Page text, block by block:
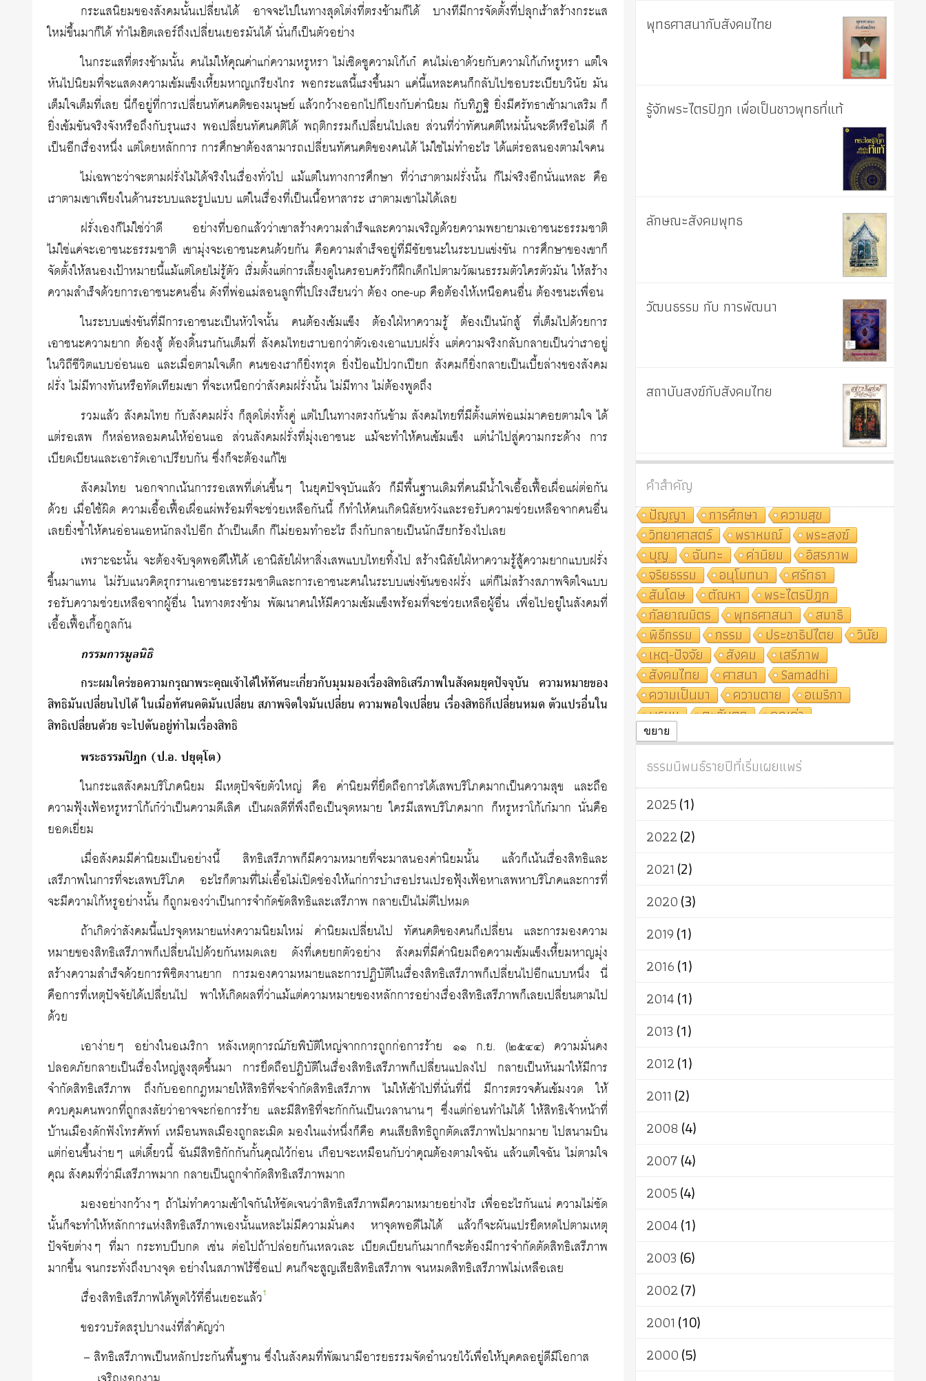
กระแสนิยมของสังคมนั้นเปลี่ยนได้ อาจจะไปในทางสุดโต่งที่ตรงข้ามก็ได้ บางทีมีการจัดตั้งที่ปลุกเร้าสร้างกระแส
ใหม่ขึ้นมาก็ได้ ทำไมฮิตเลอร์ถึงเปลี่ยนเยอรมันได้ นั่นก็เป็นตัวอย่าง
ในกระแสที่ตรงข้ามนั้น คนไม่ให้คุณค่าแก่ความหรูหรา ไม่เชิดชูความโก้เก๋ คนไม่เอาด้วยกับความโก้เก๋หรูหรา แต่ใจ
หันไปนิยมที่จะแสดงความเข้มแข็งเหี้ยมหาญเกรียงไกร พอกระแสนี้แรงขึ้นมา แค่นี้แหละคนก็กลับไปชอบระเบียบวินัย มัน
เต็มใจเต็มที่เลย นี่ก็อยู่ที่การเปลี่ยนทัศนคติของมนุษย์ แล้วกว้างออกไปก็โยงกับค่านิยม กับทิฏฐิ ยิ่งมีศรัทธาเข้ามาเสริม ก็
ยิ่งเข้มขันจริงจังหรือถึงกับรุนแรง พอเปลี่ยนทัศนคติได้ พฤติกรรมก็เปลี่ยนไปเลย ส่วนที่ว่าทัศนคติใหม่นั้นจะดีหรือไม่ดี ก็
เป็นอีกเรื่องหนึ่ง แต่โดยหลักการ การศึกษาต้องสามารถเปลี่ยนทัศนคติของคนได้ ไม่ใช่ไม่ทำอะไร ได้แต่รอสนองตามใจคน
ไม่เฉพาะว่าจะตามฝรั่งไม่ได้จริงในเรื่องทั่วไป แม้แต่ในทางการศึกษา ที่ว่าเราตามฝรั่งนั้น ก็ไม่จริงอีกนั่นแหละ คือ
เราตามเขาเพียงในด้านระบบและรูปแบบ แต่ในเรื่องที่เป็นเนื้อหาสาระ เราตามเขาไม่ได้เลย
ฝรั่งเองก็ไม่ใช่ว่าดี อย่างที่บอกแล้วว่าเขาสร้างความสำเร็จและความเจริญด้วยความพยายามเอาชนะธรรมชาติ
ไม่ใช่แค่จะเอาชนะธรรมชาติ เขามุ่งจะเอาชนะคนด้วยกัน คือความสำเร็จอยู่ที่มีชัยชนะในระบบแข่งขัน การศึกษาของเขาก็
จัดตั้งให้สนองเป้าหมายนี้แม้แต่โดยไม่รู้ตัว เริ่มตั้งแต่การเลี้ยงดูในครอบครัวก็ฝึกเด็กไปตามวัฒนธรรมตัวใครตัวมัน ให้สร้าง
ความสำเร็จด้วยการเอาชนะคนอื่น ดังที่พ่อแม่สอนลูกที่ไปโรงเรียนว่า ต้อง one-up คือต้องให้เหนือคนอื่น ต้องชนะเพื่อน
ในระบบแข่งขันที่มีการเอาชนะเป็นหัวใจนั้น คนต้องเข้มแข็ง ต้องใฝ่หาความรู้ ต้องเป็นนักสู้ ที่เต็มไปด้วยการ
เอาชนะความยาก ต้องสู้ ต้องดิ้นรนกันเต็มที่ สังคมไทยเราบอกว่าตัวเองเอาแบบฝรั่ง แต่ความจริงกลับกลายเป็นว่าเราอยู่
ในวิถีชีวิตแบบอ่อนแอ และเมื่อตามใจเด็ก คนของเราก็ยิ่งทรุด ยิ่งป้อแป้ปวกเปียก สังคมก็ยิ่งกลายเป็นเบี้ยล่างของสังคม
ฝรั่ง ไม่มีทางทันหรือทัดเทียมเขา ที่จะเหนือกว่าสังคมฝรั่งนั้น ไม่มีทาง ไม่ต้องพูดถึง
รวมแล้ว สังคมไทย กับสังคมฝรั่ง ก็สุดโต่งทั้งคู่ แต่ไปในทางตรงกันข้าม สังคมไทยที่มีตั้งแต่พ่อแม่มาคอยตามใจ ได้
แต่รอเสพ ก็หล่อหลอมคนให้อ่อนแอ ส่วนสังคมฝรั่งที่มุ่งเอาชนะ แม้จะทำให้คนเข้มแข็ง แต่นำไปสู่ความกระด้าง การ
เบียดเบียนและเอารัดเอาเปรียบกัน ซึ่งก็จะต้องแก้ไข
สังคมไทย นอกจากเน้นการรอเสพที่เด่นขึ้นๆ ในยุคปัจจุบันแล้ว ก็มีพื้นฐานเดิมที่คนมีน้ำใจเอื้อเฟื้อเผื่อแผ่ต่อกัน
ด้วย เมื่อใช้ผิด ความเอื้อเฟื้อเผื่อแผ่พร้อมที่จะช่วยเหลือกันนี้ ก็ทำให้คนเกิดนิสัยหวังและรอรับความช่วยเหลือจากคนอื่น
เลยยิ่งซ้ำให้คนอ่อนแอหนักลงไปอีก ถ้าเป็นเด็ก ก็ไม่ยอมทำอะไร ถึงกับกลายเป็นนักเรียกร้องไปเลย
เพราะฉะนั้น จะต้องจับจุดพอดีให้ได้ เอานิสัยใฝ่หาสิ่งเสพแบบไทยทิ้งไป สร้างนิสัยใฝ่หาความรู้สู้ความยากแบบฝรั่ง
ขึ้นมาแทน ไม่รับแนวคิดรุกรานเอาชนะธรรมชาติและการเอาชนะคนในระบบแข่งขันของฝรั่ง แต่ก็ไม่สร้างสภาพจิตใจแบบ
รอรับความช่วยเหลือจากผู้อื่น ในทางตรงข้าม พัฒนาคนให้มีความเข้มแข็งพร้อมที่จะช่วยเหลือผู้อื่น เพื่อไปอยู่ในสังคมที่
เอื้อเฟื้อเกื้อกูลกัน
กรรมการมูลนิธิ
กระผมใคร่ขอความกรุณาพระคุณเจ้าได้ให้ทัศนะเกี่ยวกับมุมมองเรื่องสิทธิเสรีภาพในสังคมยุคปัจจุบัน ความหมายของ
สิทธิมันเปลี่ยนไปได้ ในเมื่อทัศนคติมันเปลี่ยน สภาพจิตใจมันเปลี่ยน ความพอใจเปลี่ยน เรื่องสิทธิก็เปลี่ยนหมด ตัวแปรอื่นใน
สิทธิเปลี่ยนด้วย จะไปตันอยู่ทำไมเรื่องสิทธิ
พระธรรมปิฎก (ป.อ. ปยุตฺโต)
ในกระแสสังคมบริโภคนิยม มีเหตุปัจจัยตัวใหญ่ คือ ค่านิยมที่ยึดถือการได้เสพบริโภคมากเป็นความสุข และถือ
ความฟุ้งเฟ้อหรูหราโก้เก๋ว่าเป็นความดีเลิศ เป็นผลดีที่พึงถือเป็นจุดหมาย ใครมีเสพบริโภคมาก ก็หรูหราโก้เก๋มาก นั่นคือ
ยอดเยี่ยม
เมื่อสังคมมีค่านิยมเป็นอย่างนี้ สิทธิเสรีภาพก็มีความหมายที่จะมาสนองค่านิยมนั้น แล้วก็เน้นเรื่องสิทธิและ
เสรีภาพในการที่จะเสพบริโภค อะไรก็ตามที่ไม่เอื้อไม่เปิดช่องให้แก่การบำเรอปรนเปรอฟุ้งเฟ้อหาเสพหาบริโภคและการที่
จะมีความโก้หรูอย่างนั้น ก็ถูกมองว่าเป็นการจำกัดขัดสิทธิและเสรีภาพ กลายเป็นไม่ดีไปหมด
ถ้าเกิดว่าสังคมนี้แปรจุดหมายแห่งความนิยมใหม่ ค่านิยมเปลี่ยนไป ทัศนคติของคนก็เปลี่ยน และการมองความ
หมายของสิทธิเสรีภาพก็เปลี่ยนไปด้วยกันหมดเลย ดังที่เคยยกตัวอย่าง สังคมที่มีค่านิยมถือความเข้มแข็งเหี้ยมหาญมุ่ง
สร้างความสำเร็จด้วยการพิชิตงานยาก การมองความหมายและการปฏิบัติในเรื่องสิทธิเสรีภาพก็เปลี่ยนไปอีกแบบหนึ่ง นี่
คือการที่เหตุปัจจัยได้เปลี่ยนไป พาให้เกิดผลที่ว่าแม้แต่ความหมายของหลักการอย่างเรื่องสิทธิเสรีภาพก็เลยเปลี่ยนตามไป
ด้วย
เอาง่ายๆ อย่างในอเมริกา หลังเหตุการณ์ภัยพิบัติใหญ่จากการถูกก่อการร้าย ๑๑ ก.ย. (๒๕๔๔) ความมั่นคง
ปลอดภัยกลายเป็นเรื่องใหญ่สูงสุดขึ้นมา การยึดถือปฏิบัติในเรื่องสิทธิเสรีภาพก็เปลี่ยนแปลงไป กลายเป็นหันมาให้มีการ
จำกัดสิทธิเสรีภาพ ถึงกับออกกฎหมายให้สิทธิที่จะจำกัดสิทธิเสรีภาพ ไม่ให้เข้าไปที่นั่นที่นี่ มีการตรวจค้นเข้มงวด ให้
ควบคุมคนพวกที่ถูกสงสัยว่าอาจจะก่อการร้าย และมีสิทธิที่จะกักกันเป็นเวลานานๆ ซึ่งแต่ก่อนทำไม่ได้ ให้สิทธิเจ้าหน้าที่
บ้านเมืองดักฟังโทรศัพท์ เหมือนพลเมืองถูกละเมิด มองในแง่หนึ่งก็คือ คนเสียสิทธิถูกตัดเสรีภาพไปมากมาย ไปสนามบิน
แต่ก่อนขึ้นง่ายๆ แต่เดี๋ยวนี้ ฉันมีสิทธิกักกันกั้นคุณไว้ก่อน เกือบจะเหมือนกับว่าคุณต้องตามใจฉัน แล้วแต่ใจฉัน ไม่ตามใจ
คุณ สังคมที่ว่ามีเสรีภาพมาก กลายเป็นถูกจำกัดสิทธิเสรีภาพมาก
มองอย่างกว้างๆ ถ้าไม่ทำความเข้าใจกันให้ชัดเจนว่าสิทธิเสรีภาพมีความหมายอย่างไร เพื่ออะไรกันแน่ ความไม่ชัด
นั้นก็จะทำให้หลักการแห่งสิทธิเสรีภาพเองนั้นแหละไม่มีความมั่นคง หาจุดพอดีไม่ได้ แล้วก็จะผันแปรยืดหดไปตามเหตุ
ปัจจัยต่างๆ ที่มา กระทบบีบกด เช่น ต่อไปถ้าปล่อยกันเหลวเละ เบียดเบียนกันมากก็จะต้องมีการจำกัดตัดสิทธิเสรีภาพ
มากขึ้น จนกระทั่งถึงบางจุด อย่างในสภาพไร้ชื่อแป คนก็จะสูญเสียสิทธิเสรีภาพ จนหมดสิทธิเสรีภาพไม่เหลือเลย
เรื่องสิทธิเสรีภาพได้พูดไว้ที่อื่นเยอะแล้ว1
ขอรวบรัดสรุปบางแง่ที่สำคัญว่า
– สิทธิเสรีภาพเป็นหลักประกันพื้นฐาน ซึ่งในสังคมที่พัฒนามีอารยธรรมจัดอำนวยไว้เพื่อให้บุคคลอยู่ดีมีโอกาส
พุทธศาสนากับสังคมไทย
รู้จักพระไตรปิฎก เพื่อเป็นชาวพุทธที่แท้
ลักษณะสังคมพุทธ
วัฒนธรรม กับ การพัฒนา
สถาบันสงฆ์กับสังคมไทย
คำสำคัญ
ปัญญา
การศึกษา
ความสุข
วิทยาศาสตร์
พราหมณ์
พระสงฆ์
บุญ
ฉันทะ ค่านิยม
อิสรภาพ
จริยธรรม
อนุโมทนา
ศรัทธา
สันโดษ
ตัณหา
พระไตรปิฎก
กัลยาณมิตร
พุทธศาสนา
สมาธิ
พิธีกรรม
กรรม ประชาธิปไตย
วินัย
เหตุ-ปัจจัย
สังคม
เสรีภาพ
สังคมไทย
ศาสนา
Samādhi
ความเป็นมา
ความตาย
อเมริกา
พรหม
ตะวันตก
คุณค่า
ปฏิจจสมุปบาท
ศาสนาประจำชาติ
ผู้บริโภค
ธรรมาธิปไตย
การแยกรัฐกับศาสนา
ธรรมชาติ
เทคโนโลยี
พุทธบริษัท
วัฒนธรรม
ขยาย
ธรรมนิพนธ์รายปีที่เริ่มเผยแพร่
2025(1)
2022(2)
2021 (2)
2020(3)
2019(1)
2016(1)
2014(1)
2013 (1)
2012(1)
2011 (2)
2008 (4)
2007(4)
2005(4)
2004(1)
2003 (6)
2002(7)
2001 (10)
2000(5)